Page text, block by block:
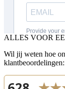
ALLES VOOR
Wil jij weten hoe
klantbeoordelingen: